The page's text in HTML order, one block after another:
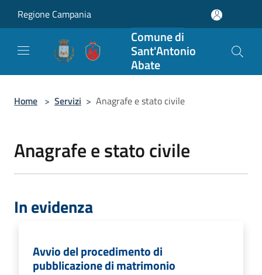
Regione Campania
Comune di
Sant'Antonio
Abate
Home > Servizi > Anagrafe e stato civile
Anagrafe e stato civile
In evidenza
Avvio del procedimento di
pubblicazione di matrimonio